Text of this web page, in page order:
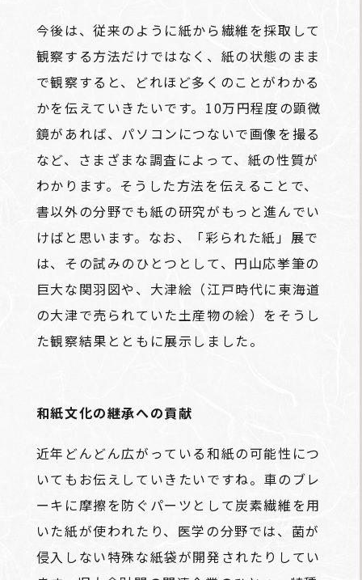
今後は、従来のように紙から繊維を採取して
観察する方法だけではなく、紙の状態のまま
で観察すると、どれほど多くのことがわかる
かを伝えていきたいです。10万円程度の顕微
鏡があれば、パソコンにつないで画像を撮る
など、さまざまな調査によって、紙の性質が
わかります。そうした方法を伝えることで、
書以外の分野でも紙の研究がもっと進んでい
けばと思います。なお、「彩られた紙」展で
は、その試みのひとつとして、円山応挙筆の
巨大な関羽図や、大津絵（江戸時代に東海道
の大津で売られていた土産物の絵）をそうし
た観察結果とともに展示しました。
和紙文化の継承への貢献
近年どんどん広がっている和紙の可能性につ
いてもお伝えしていきたいですね。車のブレ
ーキに摩擦を防ぐパーツとして炭素繊維を用
いた紙が使われたり、医学の分野では、菌が
侵入しない特殊な紙袋が開発されたりしてい